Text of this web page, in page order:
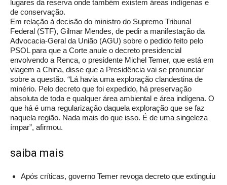
lugares da reserva onde também existem áreas indígenas e
de conservação.
Em relação à decisão do ministro do Supremo Tribunal
Federal (STF), Gilmar Mendes, de pedir a manifestação da
Advocacia-Geral da União (AGU) sobre o pedido feito pelo
PSOL para que a Corte anule o decreto presidencial
envolvendo a Renca, o presidente Michel Temer, que está em
viagem a China, disse que a Presidência vai se pronunciar
sobre a questão. “Lá havia uma exploração clandestina de
minério. Pelo decreto que foi expedido, há preservação
absoluta de toda e qualquer área ambiental e área indígena. O
que há é uma regularização daquela exploração que se faz
naquela região. Nada mais do que isso. É de uma singeleza
ímpar”, afirmou.
saiba mais
Após críticas, governo Temer revoga decreto que extinguiu